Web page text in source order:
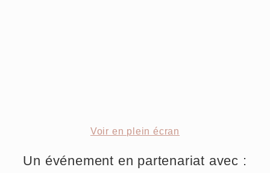
Voir en plein écran
Un événement en partenariat avec :